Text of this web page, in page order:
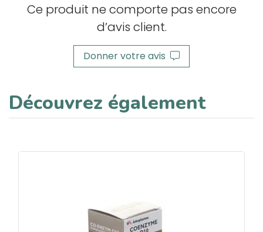
Ce produit ne comporte pas encore
d’avis client.
Donner votre avis
Découvrez également